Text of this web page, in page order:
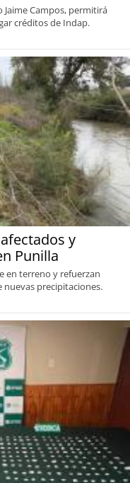
Campos, permitirá
créditos de Indap.
y
Punilla
en terreno y refuerzan
precipitaciones.